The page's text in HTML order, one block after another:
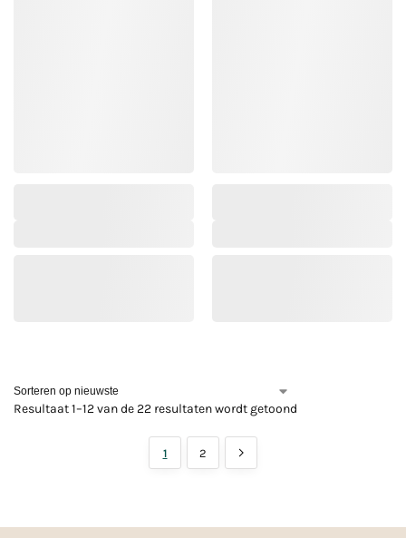
Resultaat 1–12 van de 22 resultaten wordt getoond
1 2